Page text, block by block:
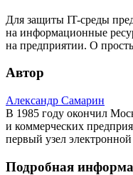
Для защиты IT-среды
на информационные
на предприятии. О
Автор
Александр Самарин
В 1985 году окончил
и коммерческих
первый узел
Подробная